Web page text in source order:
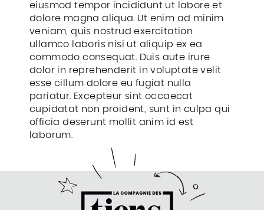
eiusmod tempor incididunt ut labore et
dolore magna aliqua. Ut enim ad minim
veniam, quis nostrud exercitation
ullamco laboris nisi ut aliquip ex ea
commodo consequat. Duis aute irure
dolor in reprehenderit in voluptate velit
esse cillum dolore eu fugiat nulla
pariatur. Excepteur sint occaecat
cupidatat non proident, sunt in culpa qui
officia deserunt mollit anim id est
laborum.